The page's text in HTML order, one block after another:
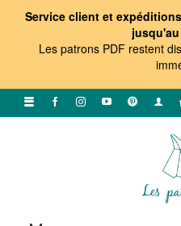
Service client et
Les patrons PDF restent